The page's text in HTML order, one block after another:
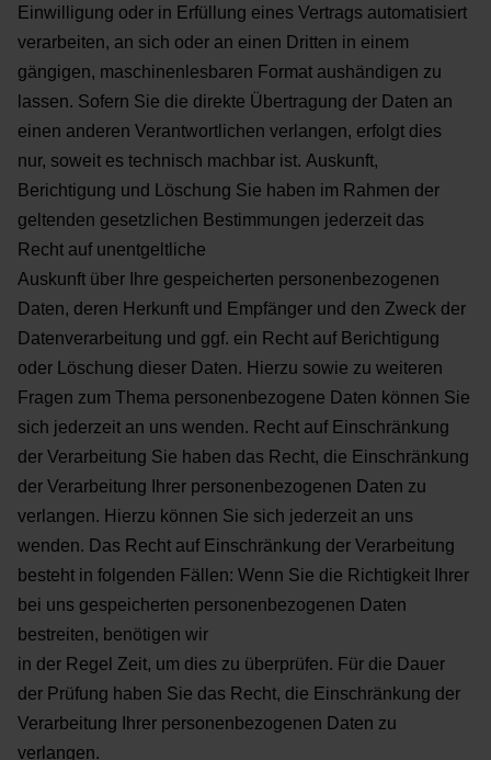
Einwilligung oder in Erfüllung eines Vertrags automatisiert
verarbeiten, an sich oder an einen Dritten in einem
gängigen, maschinenlesbaren Format aushändigen zu
lassen. Sofern Sie die direkte Übertragung der Daten an
einen anderen Verantwortlichenverlangen, erfolgt dies
nur, soweit es technisch machbar ist. Auskunft,
Berichtigung und Löschung Sie haben im Rahmen der
geltenden gesetzlichen Bestimmungen jederzeit das
Recht auf unentgeltliche
Auskunft über Ihre gespeicherten personenbezogenen
Daten, deren Herkunft und Empfänger und den Zweck der
Datenverarbeitung und ggf. ein Recht auf Berichtigung
oder Löschung dieser Daten. Hierzu sowie zu weiteren
Fragen zum Thema personenbezogene Daten können Sie
sich jederzeit an uns wenden. Recht auf Einschränkung
der Verarbeitung Sie haben das Recht, die Einschränkung
der Verarbeitung Ihrer personenbezogenen Daten zu
verlangen. Hierzu können Sie sich jederzeit an uns
wenden. Das Recht auf Einschränkung der Verarbeitung
besteht in folgenden Fällen:Wenn Sie die Richtigkeit Ihrer
bei uns gespeicherten personenbezogenen Daten
bestreiten, benötigen wir
in der Regel Zeit, um dies zu überprüfen. Für die Dauer
der Prüfung haben Sie das Recht, die Einschränkung der
Verarbeitung Ihrer personenbezogenen Daten zu
verlangen.